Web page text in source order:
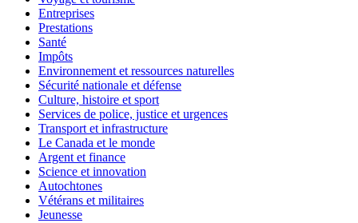
Entreprises
Prestations
Santé
Impôts
Environnement et ressources naturelles
Sécurité nationale et défense
Culture, histoire et sport
Services de police, justice et urgences
Transport et infrastructure
Le Canada et le monde
Argent et finance
Science et innovation
Autochtones
Vétérans et militaires
Jeunesse